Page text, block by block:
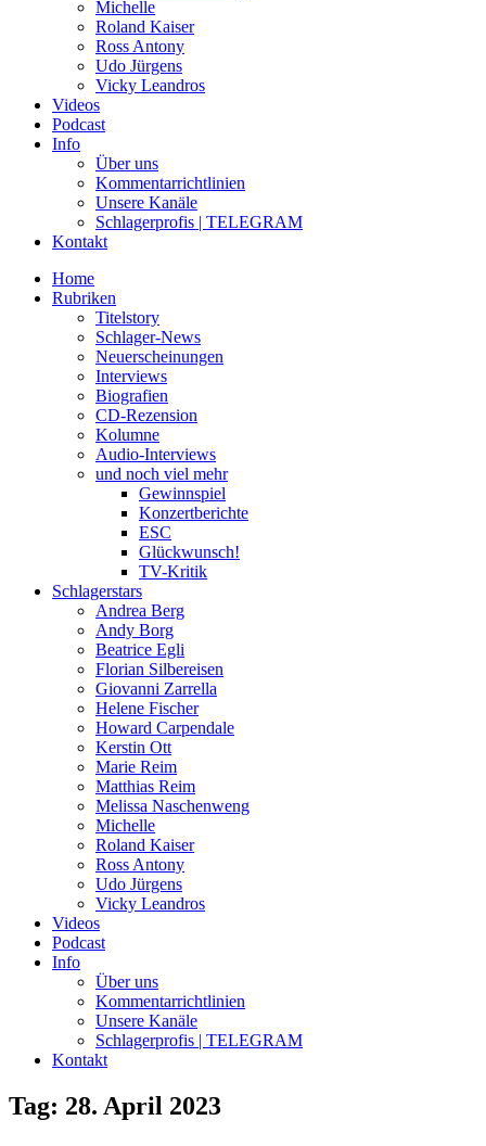
Michelle
Roland Kaiser
Ross Antony
Udo Jürgens
Vicky Leandros
Videos
Podcast
Info
Über uns
Kommentarrichtlinien
Unsere Kanäle
Schlagerprofis | TELEGRAM
Kontakt
Home
Rubriken
Titelstory
Schlager-News
Neuerscheinungen
Interviews
Biografien
CD-Rezension
Kolumne
Audio-Interviews
und noch viel mehr
Gewinnspiel
Konzertberichte
ESC
Glückwunsch!
TV-Kritik
Schlagerstars
Andrea Berg
Andy Borg
Beatrice Egli
Florian Silbereisen
Giovanni Zarrella
Helene Fischer
Howard Carpendale
Kerstin Ott
Marie Reim
Matthias Reim
Melissa Naschenweng
Michelle
Roland Kaiser
Ross Antony
Udo Jürgens
Vicky Leandros
Videos
Podcast
Info
Über uns
Kommentarrichtlinien
Unsere Kanäle
Schlagerprofis | TELEGRAM
Kontakt
Tag: 28. April 2023